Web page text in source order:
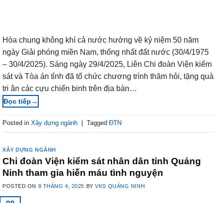
Hòa chung không khí cả nước hướng về kỷ niệm 50 năm
ngày Giải phóng miền Nam, thống nhất đất nước (30/4/1975
– 30/4/2025). Sáng ngày 29/4/2025, Liên Chi đoàn Viện kiểm
sát và Tòa án tỉnh đã tổ chức chương trình thăm hỏi, tặng quà
tri ân các cựu chiến binh trên địa bàn…
→
Posted in Xây dựng ngành Tagged ĐTN
XÂY DỰNG NGÀNH
Chi đoàn Viện kiểm sát nhân dân tỉnh Quảng
Ninh tham gia hiến máu tình nguyện
POSTED ON 8 THÁNG 4, 2025 BYVKS QUẢNG NINH